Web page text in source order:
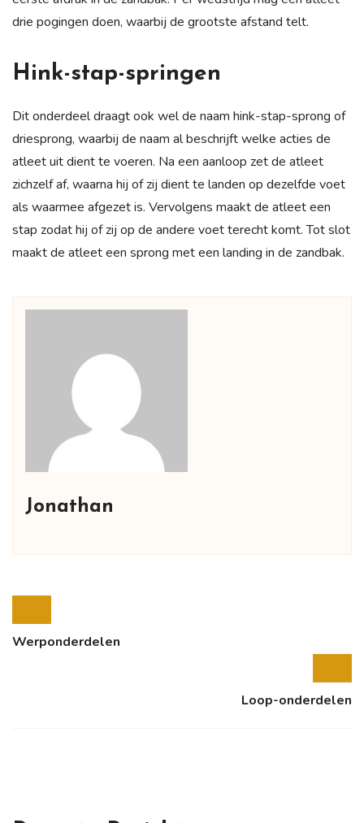
drie pogingen doen, waarbij de grootste afstand telt.
Hink-stap-springen
Dit onderdeel draagt ook wel de naam hink-stap-sprong of
driesprong, waarbij de naam al beschrijft welke acties de
atleet uit dient te voeren. Na een aanloop zet de atleet
zichzelf af, waarna hij of zij dient te landen op dezelfde voet
als waarmee afgezet is. Vervolgens maakt de atleet een
stap zodat hij of zij op de andere voet terecht komt. Tot slot
maakt de atleet een sprong met een landing in de zandbak.
Jonathan
Werponderdelen
Loop-onderdelen